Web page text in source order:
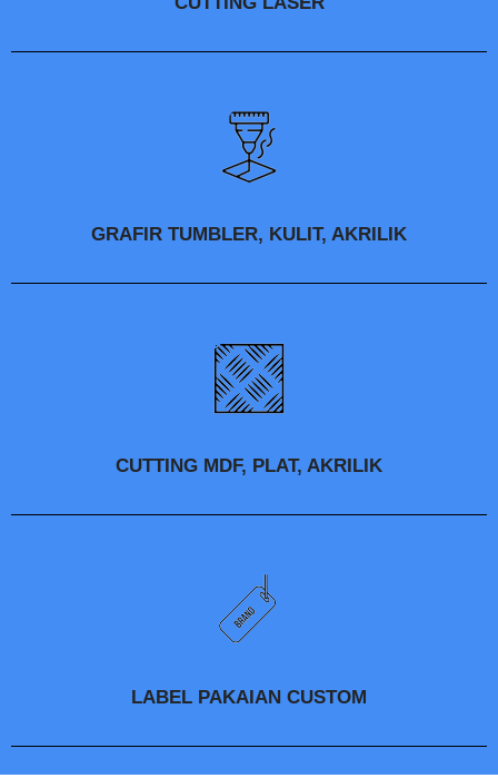
GRAFIR TUMBLER, KULIT, AKRILIK
CUTTING MDF, PLAT, AKRILIK
LABEL PAKAIAN CUSTOM